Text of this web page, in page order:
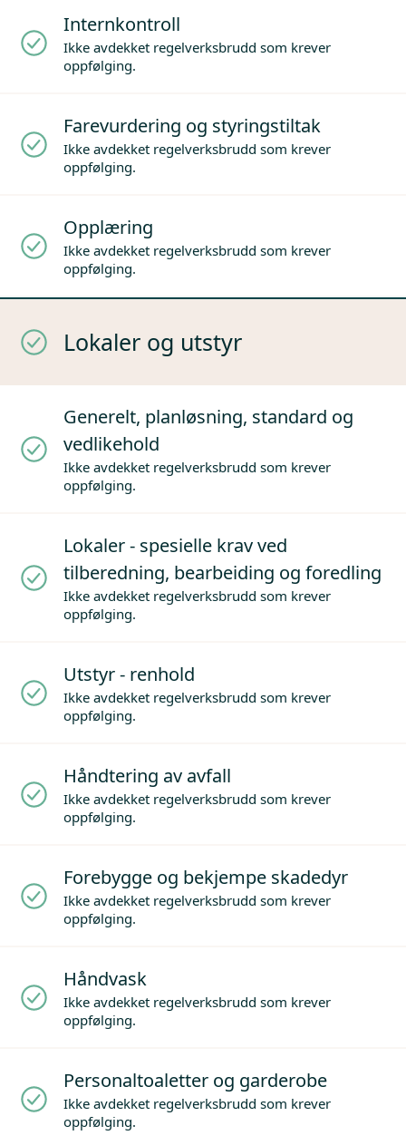
Internkontroll
Ikke avdekket regelverksbrudd som krever
oppfølging.
Farevurdering og styringstiltak
Ikke avdekket regelverksbrudd som krever
oppfølging.
Opplæring
Ikke avdekket regelverksbrudd som krever
oppfølging.
Lokaler og utstyr
Generelt, planløsning, standard og
vedlikehold
Ikke avdekket regelverksbrudd som krever
oppfølging.
Lokaler - spesielle krav ved
tilberedning, bearbeiding og foredling
Ikke avdekket regelverksbrudd som krever
oppfølging.
Utstyr - renhold
Ikke avdekket regelverksbrudd som krever
oppfølging.
Håndtering av avfall
Ikke avdekket regelverksbrudd som krever
oppfølging.
Forebygge og bekjempe skadedyr
Ikke avdekket regelverksbrudd som krever
oppfølging.
Håndvask
Ikke avdekket regelverksbrudd som krever
oppfølging.
Personaltoaletter og garderobe
Ikke avdekket regelverksbrudd som krever
oppfølging.